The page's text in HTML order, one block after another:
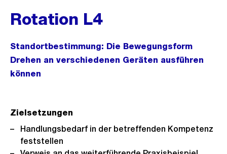
Rotation L4
Standortbestimmung: Die Bewegungsform
Drehen an verschiedenen Geräten ausführen
können
Zielsetzungen
Handlungsbedarf in der betreffenden Kompetenz
feststellen